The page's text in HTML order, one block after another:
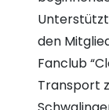
den
Fanclub
Transport